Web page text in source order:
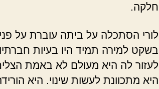
חלקה.
לורי הסתכלה על ביתה עוברת על
בשקט למירה תמיד היו בעיות
לעזור לה היא מעולם לא באמת
היא מתכוונת לעשות שינוי. היא